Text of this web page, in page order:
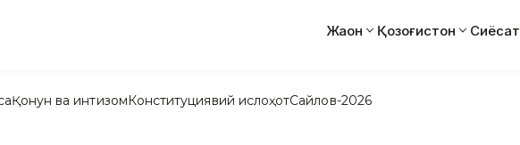
Жаҳон Қозоғистон Сиёсат
Қонун ва интизомКонституциявий ислоҳотСайлов-2026